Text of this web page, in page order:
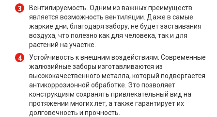
Вентилируемость. Одним из важных преимуществ
является возможность вентиляции. Даже в самые
жаркие дни, благодаря забору, не будет застаивания
воздуха, что полезно как для человека, так и для
растений на участке.
Устойчивость к внешним воздействиям. Современные
жалюзийные заборы изготавливаются из
высококачественного металла, который подвергается
антикоррозионной обработке. Это позволяет
конструкциям сохранять привлекательный вид на
протяжении многих лет, а также гарантирует их
долговечность и прочность.